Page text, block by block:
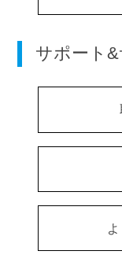
サポート